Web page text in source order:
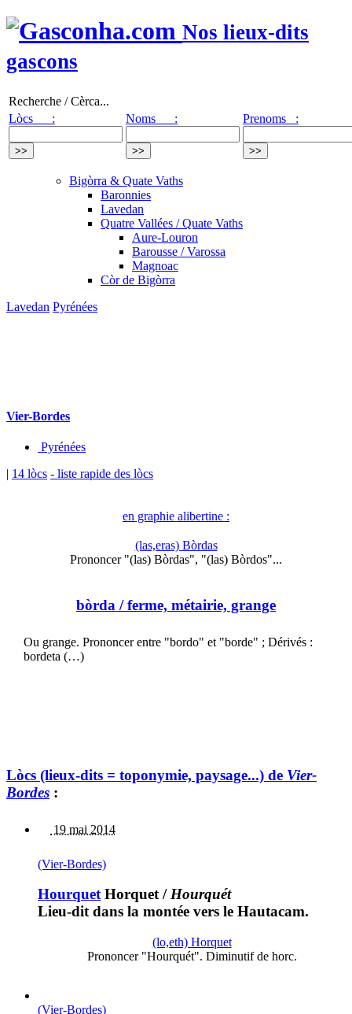
Nos lieux-dits
gascons
Recherche / Cèrca...
Lòcs :
Noms : Prenoms :
Bigòrra & Quate Vaths
Baronnies
Lavedan
Quatre Vallées / Quate Vaths
Aure-Louron
Barousse / Varossa
Magnoac
Còr de Bigòrra
Lavedan Pyrénées
Vier-Bordes
Pyrénées
| 14 lòcs - liste rapide des lòcs
en graphie alibertine :
(las,eras) Bòrdas
Prononcer "(las) Bòrdas", "(las) Bòrdos"...
bòrda / ferme, métairie, grange
Ou grange. Prononcer entre "bordo" et "borde" ; Dérivés :
bordeta (…)
Lòcs (lieux-dits = toponymie, paysage...) de Vier-
Bordes :
19 mai 2014
(Vier-Bordes)
HourquetHorquet/Hourquét
Lieu-dit dans la montée vers le Hautacam.
(lo,eth) Horquet
Prononcer "Hourquét". Diminutif de horc.
(Vier-Bordes)